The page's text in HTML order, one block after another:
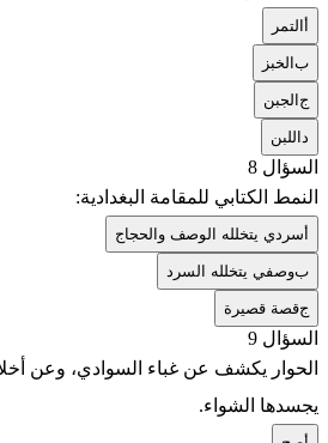
التمر
بالخبز
جالجبن
اللبن
السؤال 8
النمط الكتابي للمقامة البغدادية:
سردي يتخلله الوصف والحجاج
بوصفي يتخلله السرد
جقصة قصيرة
السؤال 9
الحوار يكشف عن غباء السوادي، وعن
يجسدها الشواء.